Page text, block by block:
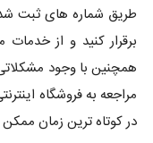
طریق شماره های ثبت
برقرار کنید و از
همچنین با وجود
مراجعه به فروشگاه
در کوتاه ترین زمان